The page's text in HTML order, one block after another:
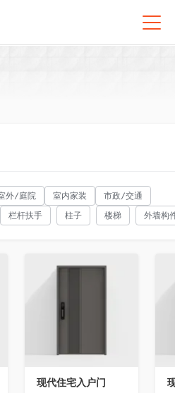
外/庭院 室内家装 市政/交通
栏杆扶手 柱子 楼梯 外墙构
收藏
现代住宅入户门